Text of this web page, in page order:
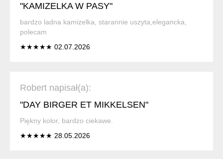
"KAMIZELKA W PASY"
bardzo ladna kamizelka, starannie uszyta,elegancka,
polecam
★★★★★ 02.07.2026
Robert napisał(a):
"DAY BIRGER ET MIKKELSEN"
Piękny kolor, bardzo ciekawe.
★★★★★ 28.05.2026